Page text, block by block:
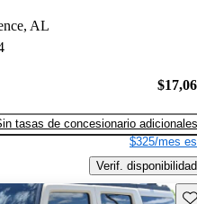
AL
tasas de concesionario adicionales
$325/mes
Verif. disponibilidad